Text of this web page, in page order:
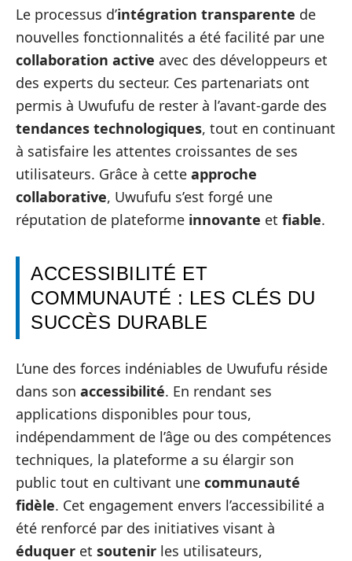
Le processus d’intégration transparente de
nouvelles fonctionnalités a été facilité par une
collaboration active avec des développeurs et
des experts du secteur. Ces partenariats ont
permis à Uwufufu de rester à l’avant-garde des
tendances technologiques, tout en continuant
à satisfaire les attentes croissantes de ses
utilisateurs. Grâce à cette approche
collaborative, Uwufufu s’est forgé une
réputation de plateforme innovante et fiable.
ACCESSIBILITÉ ET
COMMUNAUTÉ : LES CLÉS DU
SUCCÈS DURABLE
L’une des forces indéniables de Uwufufu réside
dans son accessibilité. En rendant ses
applications disponibles pour tous,
indépendamment de l’âge ou des compétences
techniques, la plateforme a su élargir son
public tout en cultivant une communauté
fidèle. Cet engagement envers l’accessibilité a
été renforcé par des initiatives visant à
éduquer et soutenir les utilisateurs,